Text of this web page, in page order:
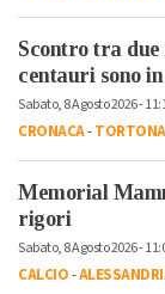
Scontro tra
centauri sono
Sabato, 8 Agosto 2026 -
CRONACA-TORTONA
Memorial
rigori
Sabato, 8 Agosto 2026 -
CALCIO-